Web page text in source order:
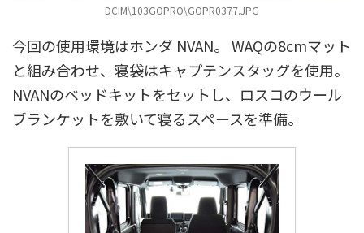
DCIM\103GOPRO\GOPR0377.JPG
今回の使用環境はホンダ NVAN。 WAQの8cmマット
と組み合わせ、寝袋はキャプテンスタッグを使用。
NVANのベッドキットをセットし、ロスコのウール
ブランケットを敷いて寝るスペースを準備。